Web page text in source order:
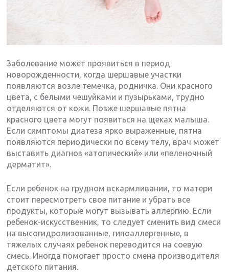
Заболевание может проявиться в период
новорожденности, когда шершавые участки
появляются возле темечка, родничка. Они красного
цвета, с белыми чешуйками и пузырьками, трудно
отделяются от кожи. Позже шершавые пятна
красного цвета могут появиться на щеках малыша.
Если симптомы диатеза ярко выраженные, пятна
появляются периодически по всему телу, врач может
выставить диагноз «атопический» или «пеленочный
дерматит».
Если ребенок на грудном вскармливании, то матери
стоит пересмотреть свое питание и убрать все
продукты, которые могут вызывать аллергию. Если
ребенок-искусственник, то следует сменить вид смеси
на высогидролизованные, гипоаллергенные, в
тяжелых случаях ребенок переводится на соевую
смесь. Иногда помогает просто смена производителя
детского питания.